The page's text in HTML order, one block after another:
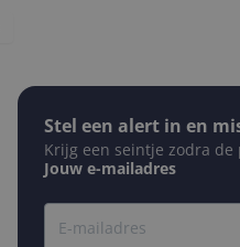
Stel een alert in en
Krijg een seintje zodra de
Jouw e-mailadres